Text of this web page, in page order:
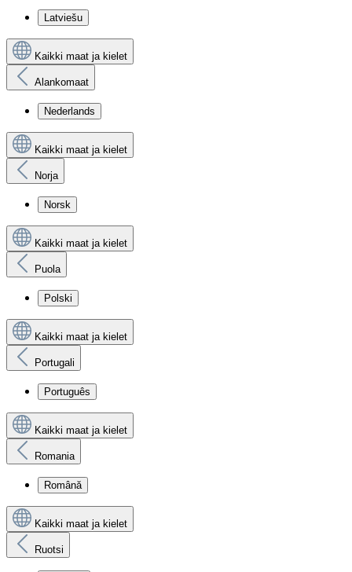
Latviešu
Kaikki maat ja kielet
Alankomaat
Nederlands
Kaikki maat ja kielet
Norja
Norsk
Kaikki maat ja kielet
Puola
Polski
Kaikki maat ja kielet
Portugali
Português
Kaikki maat ja kielet
Romania
Română
Kaikki maat ja kielet
Ruotsi